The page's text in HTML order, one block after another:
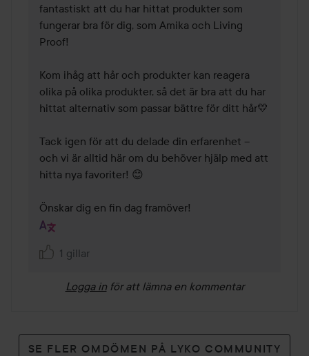
fantastiskt att du har hittat produkter som
fungerar bra för dig, som Amika och Living
Proof!
Kom ihåg att hår och produkter kan reagera
olika på olika produkter, så det är bra att du har
hittat alternativ som passar bättre för ditt hår💛
Tack igen för att du delade din erfarenhet –
och vi är alltid här om du behöver hjälp med att
hitta nya favoriter! 😊
Önskar dig en fin dag framöver!
1 gillar
Logga in för att lämna en kommentar
SE FLER OMDÖMEN PÅ LYKO COMMUNITY